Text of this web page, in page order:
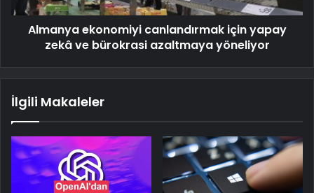
Almanya ekonomiyi canlandırmak için yapay
zekâ ve bürokrasi azaltmaya yöneliyor
İlgili Makaleler